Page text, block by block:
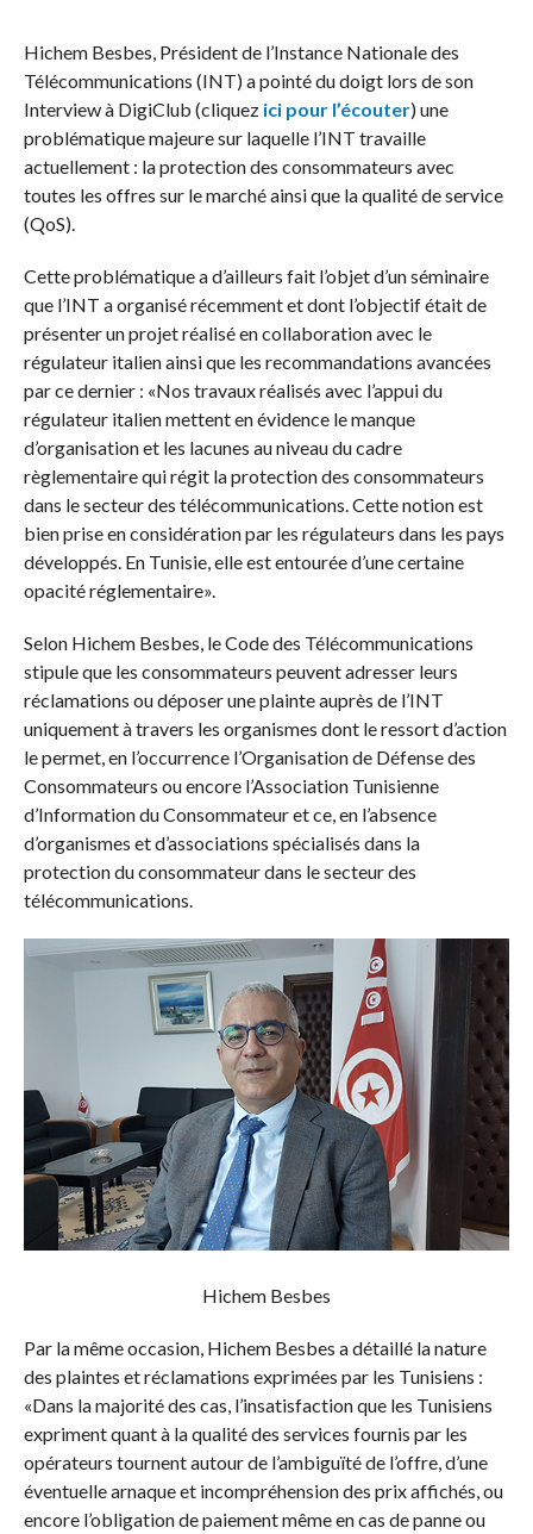
Hichem Besbes, Président de l’Instance Nationale des
Télécommunications (INT) a pointé du doigt lors de son
Interview à DigiClub (cliquez ici pour l’écouter) une
problématique majeure sur laquelle l’INT travaille
actuellement : la protection des consommateurs avec
toutes les offres sur le marché ainsi que la qualité de service
(QoS).
Cette problématique a d’ailleurs fait l’objet d’un séminaire
que l’INT a organisé récemment et dont l’objectif était de
présenter un projet réalisé en collaboration avec le
régulateur italien ainsi que les recommandations avancées
par ce dernier : «Nos travaux réalisés avec l’appui du
régulateur italien mettent en évidence le manque
d’organisation et les lacunes au niveau du cadre
règlementaire qui régit la protection des consommateurs
dans le secteur des télécommunications. Cette notion est
bien prise en considération par les régulateurs dans les pays
développés. En Tunisie, elle est entourée d’une certaine
opacité réglementaire».
Selon Hichem Besbes, le Code des Télécommunications
stipule que les consommateurs peuvent adresser leurs
réclamations ou déposer une plainte auprès de l’INT
uniquement à travers les organismes dont le ressort d’action
le permet, en l’occurrence l’Organisation de Défense des
Consommateurs ou encore l’Association Tunisienne
d’Information du Consommateur et ce, en l’absence
d’organismes et d’associations spécialisés dans la
protection du consommateur dans le secteur des
télécommunications.
Hichem Besbes
Par la même occasion, Hichem Besbes a détaillé la nature
des plaintes et réclamations exprimées par les Tunisiens :
«Dans la majorité des cas, l’insatisfaction que les Tunisiens
expriment quant à la qualité des services fournis par les
opérateurs tournent autour de l’ambiguïté de l’offre, d’une
éventuelle arnaque et incompréhension des prix affichés, ou
encore l’obligation de paiement même en cas de panne ou